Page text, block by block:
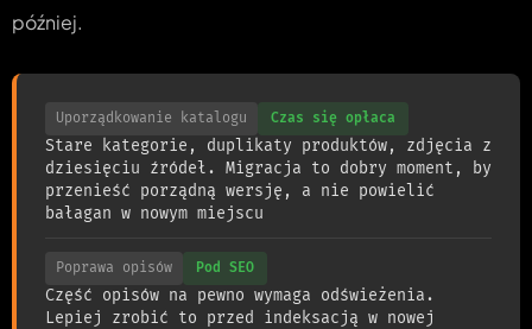
później.
Uporządkowanie katalogu
Stare kategorie, duplikaty produktów, zdjęcia z
dziesięciu źródeł. Migracja to dobry moment, by
przenieść porządną wersję, a nie powielić
bałagan w nowym miejscu
Czas się opłaca
Poprawa opisów
Część opisów na pewno wymaga odświeżenia.
Lepiej zrobić to przed indeksacją w nowej
Pod SEO